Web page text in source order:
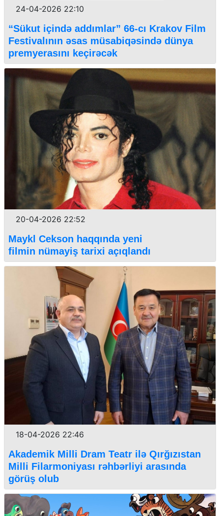
24-04-2026 22:10
“Sükut içində addımlar” 66-cı Krakov Film
Festivalının əsas müsabiqəsində dünya
premyerasını keçirəcək
20-04-2026 22:52
Maykl Cekson haqqında yeni
filmin nümayiş tarixi açıqlandı
18-04-2026 22:46
Akademik Milli Dram Teatr ilə Qırğızıstan
Milli Filarmoniyası rəhbərliyi arasında
görüş olub